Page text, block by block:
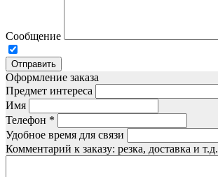
Сообщение
Отправить
Оформление заказа
Предмет интереса
Имя
Телефон *
Удобное время для связи
Комментарий к заказу: резка, доставка и т.д.